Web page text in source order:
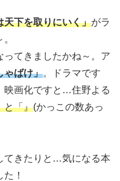
天下を取りにいく」がラ
てきましたかね～。ア
ゃばけ」。ドラマです
、映画化ですと…住野よる
と「』(かっこの数あっ
てきたりと…気になる本
！